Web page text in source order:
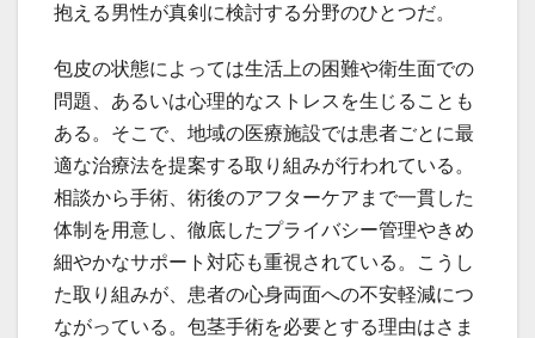
抱える男性が真剣に検討する分野のひとつだ。
包皮の状態によっては生活上の困難や衛生面での
問題、あるいは心理的なストレスを生じることも
ある。そこで、地域の医療施設では患者ごとに最
適な治療法を提案する取り組みが行われている。
相談から手術、術後のアフターケアまで一貫した
体制を用意し、徹底したプライバシー管理やきめ
細やかなサポート対応も重視されている。こうし
た取り組みが、患者の心身両面への不安軽減につ
ながっている。包茎手術を必要とする理由はさま